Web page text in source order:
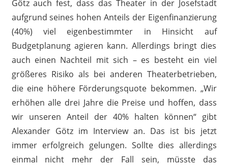
Götz auch fest, dass das Theater in der Josefstadt
aufgrund seines hohen Anteils der Eigenfinanzierung
(40%) viel eigenbestimmter in Hinsicht auf
Budgetplanung agieren kann. Allerdings bringt dies
auch einen Nachteil mit sich – es besteht ein viel
größeres Risiko als bei anderen Theaterbetrieben,
die eine höhere Förderungsquote bekommen. „Wir
erhöhen alle drei Jahre die Preise und hoffen, dass
wir unseren Anteil der 40% halten können“ gibt
Alexander Götz im Interview an. Das ist bis jetzt
immer erfolgreich gelungen. Sollte dies allerdings
einmal nicht mehr der Fall sein, müsste das